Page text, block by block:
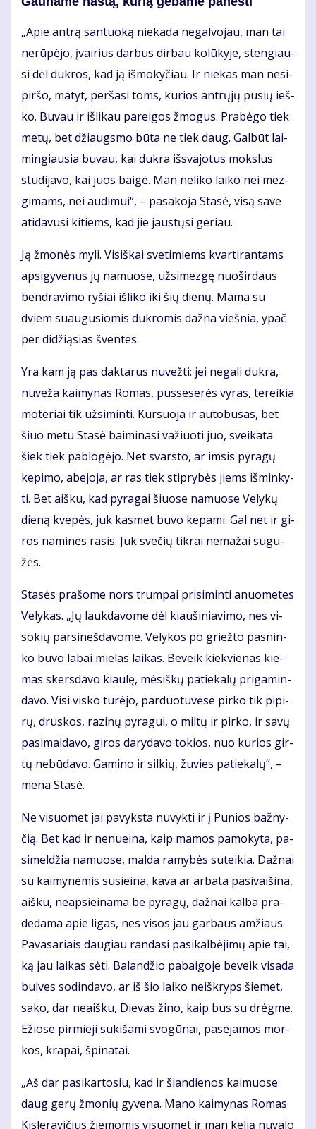
„Apie an­trą san­tuo­ką nie­ka­da ne­gal­vo­jau, man tai
ne­rū­pė­jo, įvai­rius dar­bus dir­bau ko­lū­ky­je, sten­giau­
si dėl duk­ros, kad ją iš­mo­ky­čiau. Ir nie­kas man ne­si­
pir­šo, ma­tyt, per­ša­si toms, ku­rios ant­rų­jų pu­sių ieš­
ko. Bu­vau ir iš­li­kau pa­rei­gos žmo­gus. Pra­bė­go tiek
me­tų, bet džiaugs­mo bū­ta ne tiek daug. Gal­būt lai­
min­giau­sia bu­vau, kai duk­ra iš­sva­jo­tus moks­lus
stu­di­ja­vo, kai juos bai­gė. Man ne­li­ko lai­ko nei mez­
gi­mams, nei au­di­mui“, – pa­sa­ko­ja Sta­sė, vi­są sa­ve
ati­da­vu­si ki­tiems, kad jie jaus­tų­si ge­riau.
Ją žmo­nės my­li. Vi­siš­kai sve­ti­miems kvar­ti­ran­tams
ap­si­gy­ve­nus jų na­muo­se, už­si­mez­gę nuo­šir­daus
ben­dra­vi­mo ry­šiai iš­li­ko iki šių die­nų. Ma­ma su
dviem su­au­gu­sio­mis duk­ro­mis daž­na vieš­nia, ypač
per di­dži­ą­sias šven­tes.
Yra kam ją pas dak­ta­rus nu­vež­ti: jei ne­ga­li duk­ra,
nu­ve­ža kai­my­nas Ro­mas, pus­se­se­rės vy­ras, te­rei­kia
mo­te­riai tik už­si­min­ti. Kur­suo­ja ir au­to­bu­sas, bet
šiuo me­tu Sta­sė bai­mi­na­si va­žiuo­ti juo, svei­ka­ta
šiek tiek pa­blo­gė­jo. Net svars­to, ar im­sis py­ra­gų
ke­pi­mo, abe­jo­ja, ar ras tiek stip­ry­bės jiems iš­min­ky­
ti. Bet aiš­ku, kad py­ra­gai šiuo­se na­muo­se Ve­ly­kų
die­ną kve­pės, juk kas­met bu­vo ke­pa­mi. Gal net ir gi­
ros na­mi­nės ra­sis. Juk sve­čių tik­rai ne­ma­žai su­gu­
žės.
Sta­sės pra­šo­me nors trum­pai pri­si­min­ti anuo­me­tes
Ve­ly­kas. „Jų lauk­da­vo­me dėl kiau­ši­nia­vi­mo, nes vi­
so­kių par­si­neš­da­vo­me. Ve­ly­kos po griež­to pas­nin­
ko bu­vo la­bai mie­las lai­kas. Be­veik kiek­vie­nas kie­
mas skers­da­vo kiau­lę, mė­siš­kų pa­tie­ka­lų pri­ga­min­
da­vo. Vi­si vis­ko tu­rė­jo, par­duo­tu­vė­se pir­ko tik pi­pi­
rų, drus­kos, ra­zi­nų py­ra­gui, o mil­tų ir pir­ko, ir sa­vų
pa­si­mal­da­vo, gi­ros da­ry­da­vo to­kios, nuo ku­rios gir­
tų ne­bū­da­vo. Ga­mi­no ir sil­kių, žu­vies pa­tie­ka­lų“, –
me­na Sta­sė.
Ne vi­suo­met jai pa­vyks­ta nu­vyk­ti ir į Pu­nios baž­ny­
čią. Bet kad ir ne­nu­ei­na, kaip ma­mos pa­mo­ky­ta, pa­
si­mel­džia na­muo­se, mal­da ra­my­bės su­tei­kia. Daž­nai
su kai­my­nė­mis su­si­ei­na, ka­va ar ar­ba­ta pa­si­vai­ši­na,
aiš­ku, neap­si­ei­na­ma be py­ra­gų, daž­nai kal­ba pra­
de­da­ma apie li­gas, nes vi­sos jau gar­baus am­žiaus.
Pa­va­sa­riais dau­giau ran­da­si pa­si­kal­bė­ji­mų apie tai,
ką jau lai­kas sė­ti. Ba­lan­džio pa­bai­go­je be­veik vi­sa­da
bul­ves so­din­da­vo, ar iš šio lai­ko ne­iš­kryps šie­met,
sa­ko, dar ne­aiš­ku, Die­vas ži­no, kaip bus su drėg­me.
Ežio­se pir­mie­ji su­ki­ša­mi svo­gū­nai, pa­sė­ja­mos mor­
kos, kra­pai, špi­na­tai.
„Aš dar pa­si­kar­to­siu, kad ir šian­die­nos kai­muo­se
daug ge­rų žmo­nių gy­ve­na. Ma­no kai­my­nas Ro­mas
Kis­le­ra­vi­čius žie­mo­mis vi­suo­met ir man ke­lią nu­va­lo